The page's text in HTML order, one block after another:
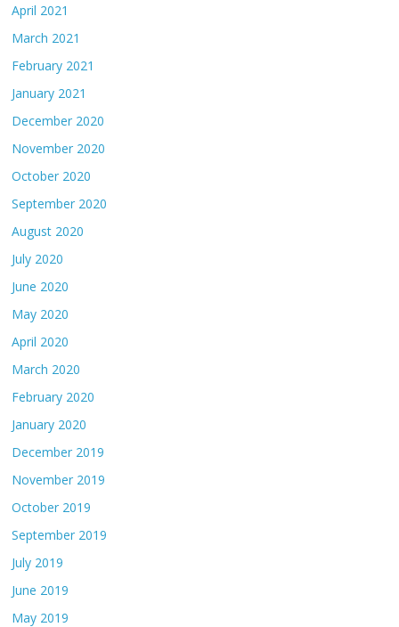
April 2021
March 2021
February 2021
January 2021
December 2020
November 2020
October 2020
September 2020
August 2020
July 2020
June 2020
May 2020
April 2020
March 2020
February 2020
January 2020
December 2019
November 2019
October 2019
September 2019
July 2019
June 2019
May 2019